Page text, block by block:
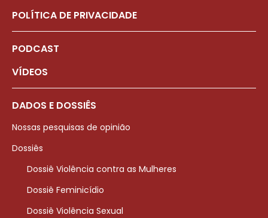
POLÍTICA DE PRIVACIDADE
PODCAST
VÍDEOS
DADOS E DOSSIÊS
Nossas pesquisas de opinião
Dossiês
Dossiê Violência contra as Mulheres
Dossiê Feminicídio
Dossiê Violência Sexual